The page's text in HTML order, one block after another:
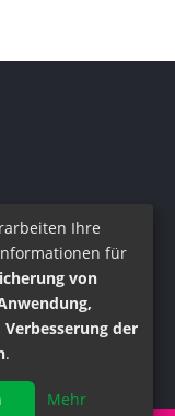
Ihre
für
von
der
.
Mehr